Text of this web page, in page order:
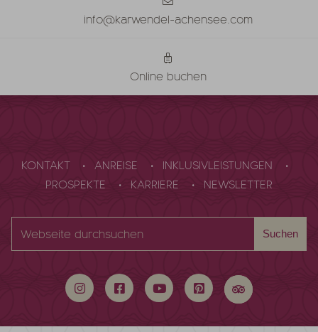
info@karwendel-achensee.com
Online buchen
KONTAKT ANREISE
INKLUSIVLEISTUNGEN
PROSPEKTE
KARRIERE NEWSLETTER
durchsuchen
Suchen